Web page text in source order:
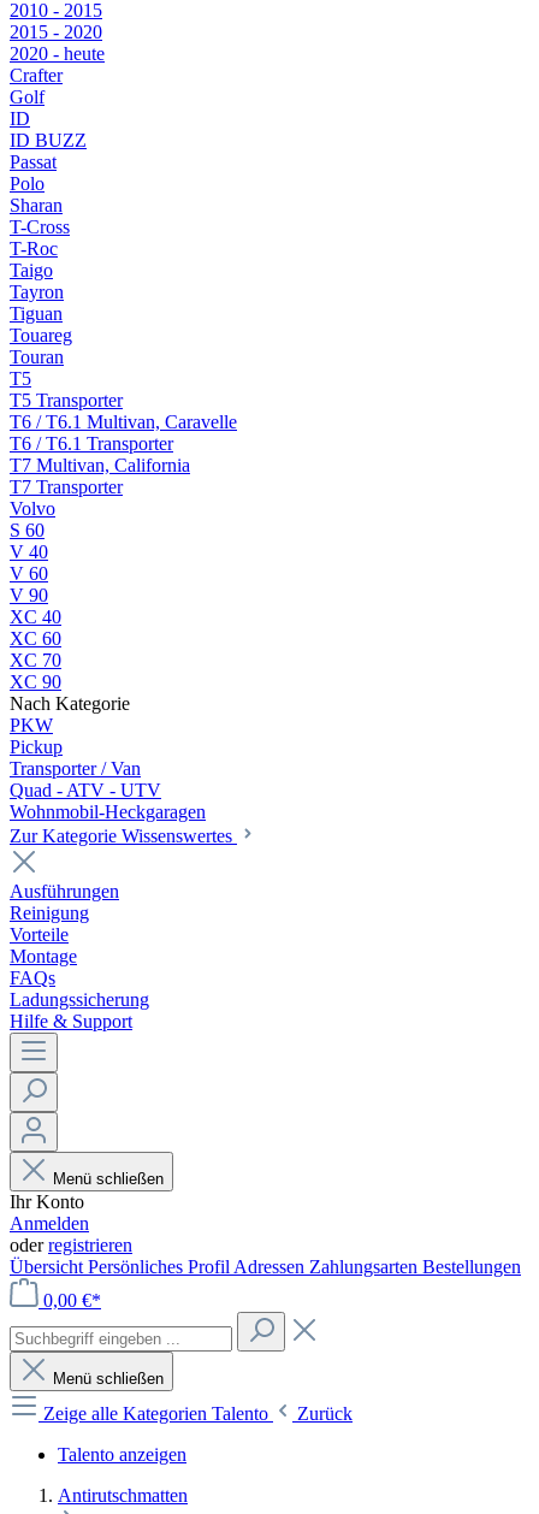
2010 - 2015
2015 - 2020
2020 - heute
Crafter
Golf
ID
ID BUZZ
Passat
Polo
Sharan
T-Cross
T-Roc
Taigo
Tayron
Tiguan
Touareg
Touran
T5
T5 Transporter
T6 / T6.1 Multivan, Caravelle
T6 / T6.1 Transporter
T7 Multivan, California
T7 Transporter
Volvo
S 60
V 40
V 60
V 90
XC 40
XC 60
XC 70
XC 90
Nach Kategorie
PKW
Pickup
Transporter / Van
Quad - ATV - UTV
Wohnmobil-Heckgaragen
Zur Kategorie Wissenswertes
Ausführungen
Reinigung
Vorteile
Montage
FAQs
Ladungssicherung
Hilfe & Support
Menü schließen
Ihr Konto
Anmelden
oderregistrieren
Übersicht Persönliches Profil Adressen Zahlungsarten Bestellungen
0,00 €*
Menü schließen
Zeige alle Kategorien Talento
Zurück
Talento anzeigen
Antirutschmatten